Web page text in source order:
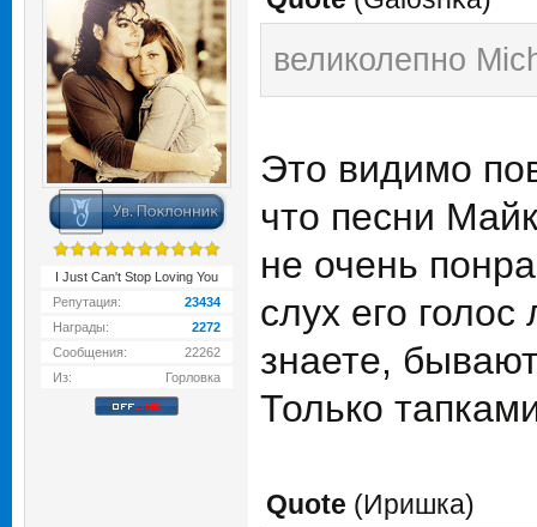
I Just Can't Stop Loving You
Репутация:
23434
Награды:
2272
Сообщения:
22262
Из:
Горловка
великолепно
Это видимо
что песни
не очень
слух его
знаете,
Только
Quote (Иришка)